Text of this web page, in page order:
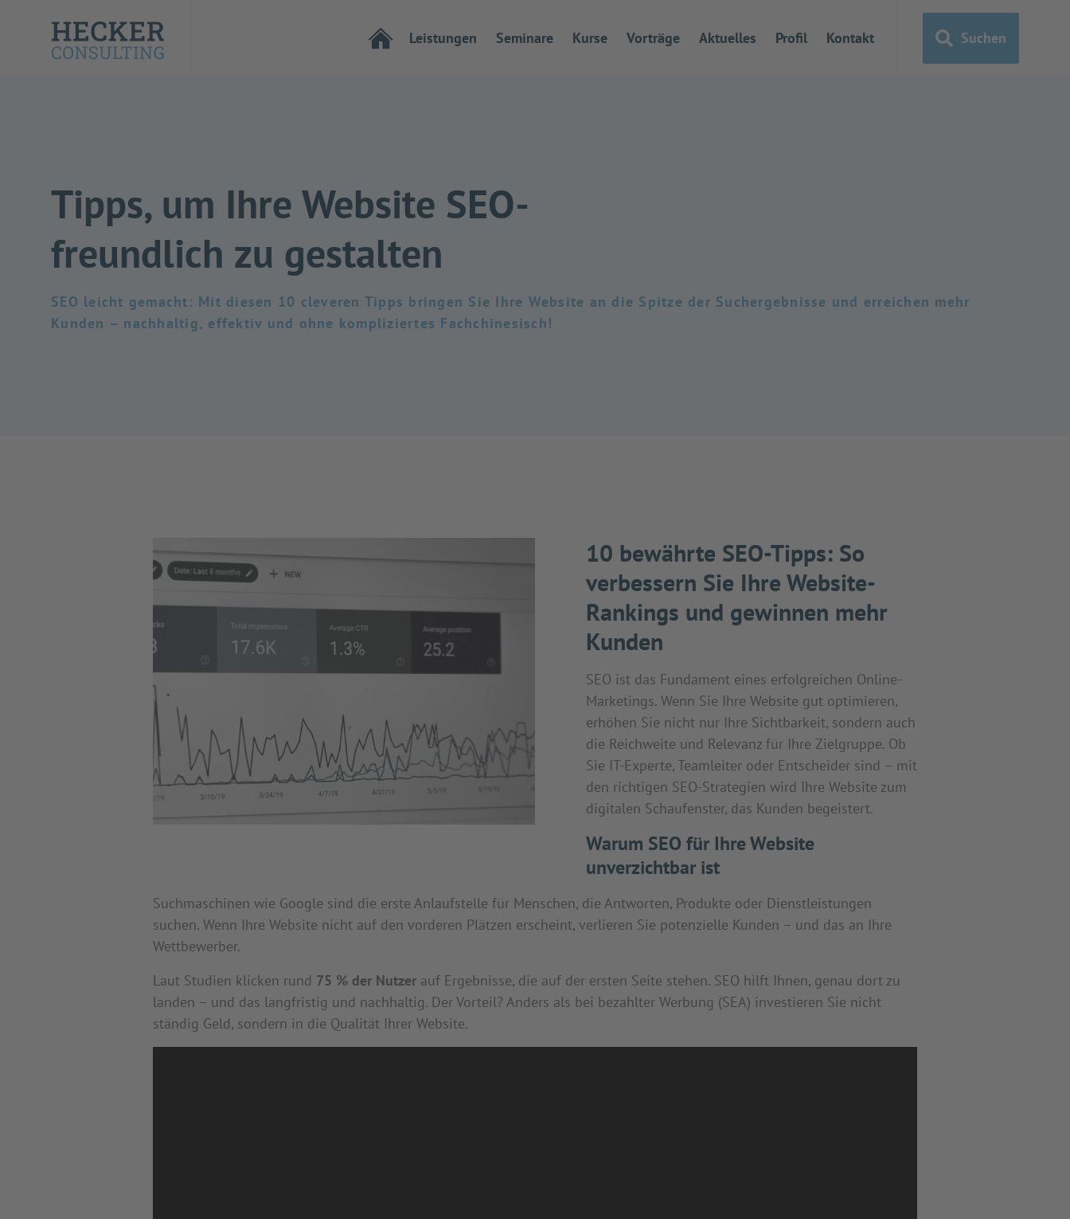
Leistungen Seminare Kurse Vorträge Aktuelles Profil Kontakt Suchen
Tipps, um Ihre Website SEO-
freundlich zu gestalten
SEO leicht gemacht: Mit diesen 10 cleveren Tipps bringen Sie Ihre Website an die Spitze der Suchergebnisse und erreichen mehr
Kunden – nachhaltig, effektiv und ohne kompliziertes Fachchinesisch!
10 bewährte SEO-Tipps: So
verbessern Sie Ihre Website-
Rankings und gewinnen mehr
Kunden
SEO ist das Fundament eines erfolgreichen Online-
Marketings. Wenn Sie Ihre Website gut optimieren,
erhöhen Sie nicht nur Ihre Sichtbarkeit, sondern auch
die Reichweite und Relevanz für Ihre Zielgruppe. Ob
Sie IT-Experte, Teamleiter oder Entscheider sind – mit
den richtigen SEO-Strategien wird Ihre Website zum
digitalen Schaufenster, das Kunden begeistert.
Warum SEO für Ihre Website
unverzichtbar ist
Suchmaschinen wie Google sind die erste Anlaufstelle für Menschen, die Antworten, Produkte oder Dienstleistungen
suchen. Wenn Ihre Website nicht auf den vorderen Plätzen erscheint, verlieren Sie potenzielle Kunden – und das an Ihre
Wettbewerber.
Laut Studien klicken rund 75 % der Nutzer auf Ergebnisse, die auf der ersten Seite stehen. SEO hilft Ihnen, genau dort zu
landen – und das langfristig und nachhaltig. Der Vorteil? Anders als bei bezahlter Werbung (SEA) investieren Sie nicht
ständig Geld, sondern in die Qualität Ihrer Website.